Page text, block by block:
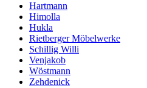
Hartmann
Himolla
Hukla
Rietberger Möbelwerke
Schillig Willi
Venjakob
Wöstmann
Zehdenick